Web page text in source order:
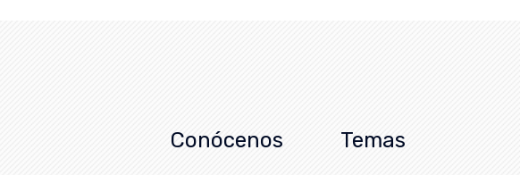
Conócenos Temas